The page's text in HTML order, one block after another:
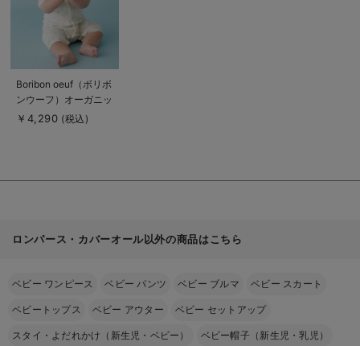
商
品
詳
細
を
Boribon oeuf（ボリボ
ンウーフ）オーガニッ
クフライスミニカバー
￥4,290 (税込)
ロンパース・カバーオール以外の商品はこちら
ベビー ワンピース ベビー パンツ ベビー ブルマ ベビー スカート
ベビートップス ベビー アウター ベビー セットアップ
スタイ・よだれかけ（新生児・ベビー） ベビー帽子（新生児・乳児）